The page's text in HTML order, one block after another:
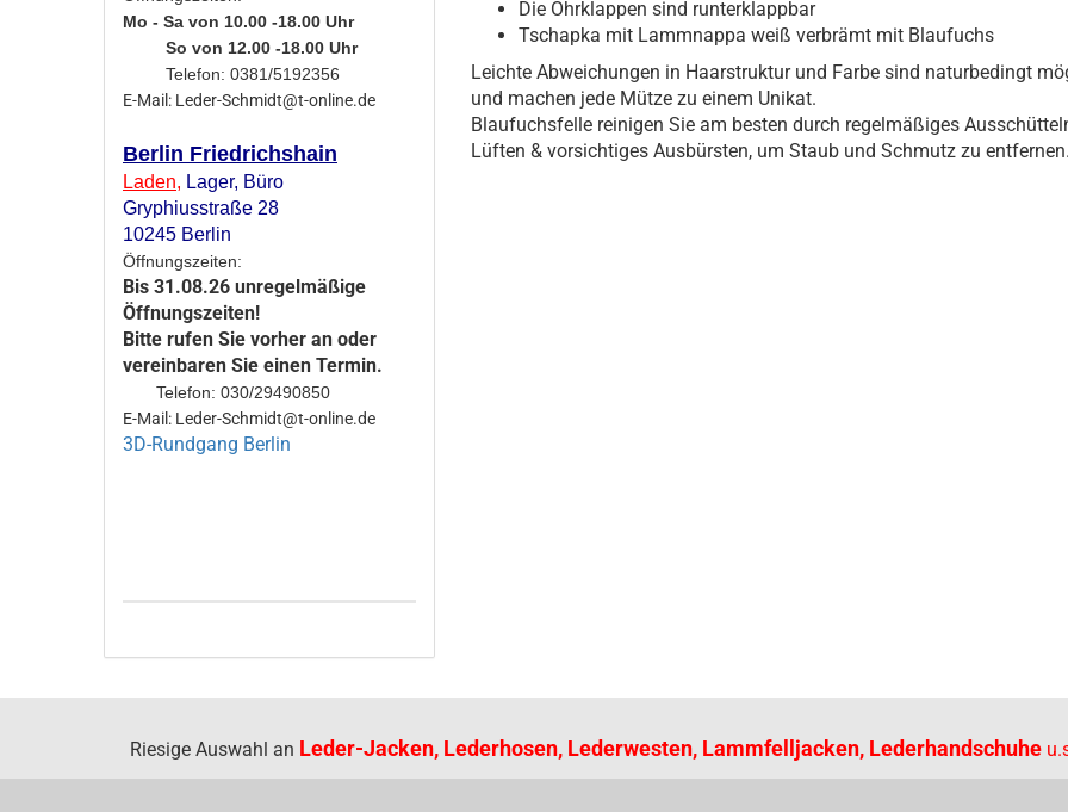
Die Ohrklappen sind runterklappbar
Tschapka mit Lammnappa weiß verbrämt mit Blaufuchs
Leichte Abweichungen in Haarstruktur und Farbe sind naturbedingt
und machen jede Mütze zu einem Unikat.
Blaufuchsfelle reinigen Sie am besten durch regelmäßiges
Lüften & vorsichtiges Ausbürsten, um Staub und Schmutz zu entfernen.
Mo - Sa von 10.00 -18.00 Uhr
So von 12.00 -18.00 Uhr
Telefon: 0381/5192356
E-Mail: Leder-Schmidt@t-online.de
Berlin Friedrichshain
Laden, Lager, Büro
Gryphiusstraße 28
10245 Berlin
Öffnungszeiten:
Bis 31.08.26 unregelmäßige
Öffnungszeiten!
Bitte rufen Sie vorher an oder
vereinbaren Sie einen Termin.
Telefon: 030/29490850
E-Mail: Leder-Schmidt@t-online.de
3D-Rundgang Berlin
Riesige Auswahl an Leder-Jacken, Lederhosen, Lederwesten, Lammfelljacken, Lederhandschuhe